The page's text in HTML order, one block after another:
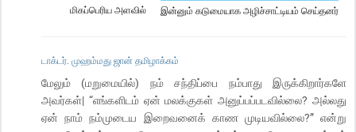
இன்னும் கடுமையாக அழிச்சாட்டியம் செய்தனர்
மிகப்பெரிய அளவில்
டாக்டர். முஹம்மது ஜான் தமிழாக்கம்
மேலும் (மறுமையில்) நம் சந்திப்பை நம்பாது இருக்கிறார்களே
அவர்கள்| “எங்களிடம் ஏன் மலக்குகள் அனுப்பப்படவில்லை? அல்லது
ஏன் நாம் நம்முடைய இறைவனைக் காண முடியவில்லை?” என்று